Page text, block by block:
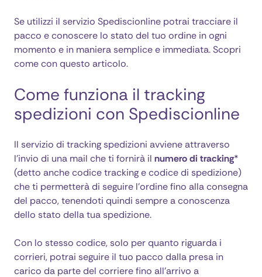
Se utilizzi il servizio Spediscionline potrai tracciare il
pacco e conoscere lo stato del tuo ordine in ogni
momento e in maniera semplice e immediata. Scopri
come con questo articolo.
Come funziona il tracking
spedizioni con Spediscionline
Il servizio di tracking spedizioni avviene attraverso
l’invio di una mail che ti fornirà il numero di tracking*
(detto anche codice tracking e codice di spedizione)
che ti permetterà di seguire l’ordine fino alla consegna
del pacco, tenendoti quindi sempre a conoscenza
dello stato della tua spedizione.
Con lo stesso codice, solo per quanto riguarda i
corrieri, potrai seguire il tuo pacco dalla presa in
carico da parte del corriere fino all’arrivo a